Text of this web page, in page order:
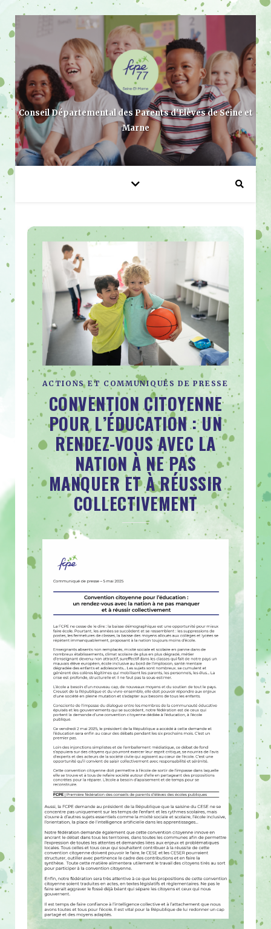
Conseil Départemental des Parents d'Elèves de Seine et
Marne
ACTIONS ET COMMUNIQUÉS DE PRESSE
CONVENTION CITOYENNE
POUR L’ÉDUCATION : UN
RENDEZ-VOUS AVEC LA
NATION À NE PAS
MANQUER ET À RÉUSSIR
COLLECTIVEMENT